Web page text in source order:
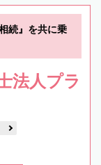
続』を共に乗
法人プラ